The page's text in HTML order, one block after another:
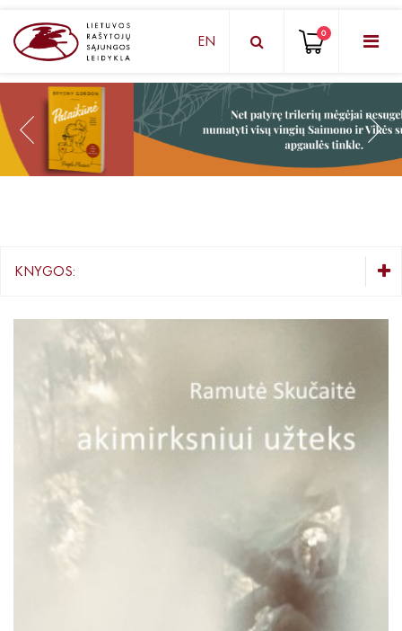
KNYGŲ DĖŽUTĖ - STAIGMENA
Grožinė literatūra
Knygos su autografais
KNYGOS PIGIAU
Išparduota
EN 0
KNYGOS:
Grožinė literatūra
Knygos vaikams ir paaugliams
Mažiausiems ( 2 - 6 m.)
Įgudusiems skaitytojams ( 9m. +)
Negrožinė literatūra
El. knygos
Audioknygos